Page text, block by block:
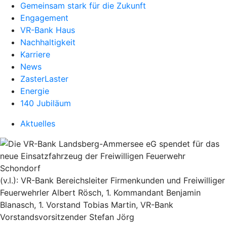
Gemeinsam stark für die Zukunft
Engagement
VR-Bank Haus
Nachhaltigkeit
Karriere
News
ZasterLaster
Energie
140 Jubiläum
Aktuelles
(v.l.): VR-Bank Bereichsleiter Firmenkunden und Freiwilliger
Feuerwehrler Albert Rösch, 1. Kommandant Benjamin
Blanasch, 1. Vorstand Tobias Martin, VR-Bank
Vorstandsvorsitzender Stefan Jörg